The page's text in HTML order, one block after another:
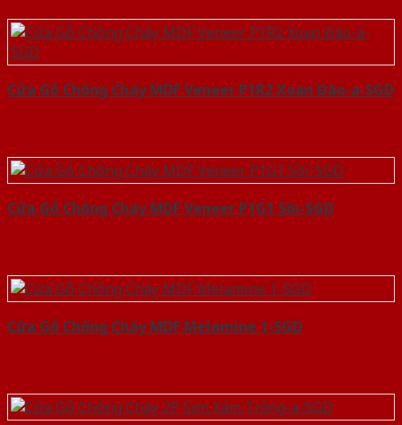
Cửa Gỗ Chống Cháy MDF Veneer P1R2 Xoan Đào-a-SGD
Cửa Gỗ Chống Cháy MDF Veneer P1G1 Sồi-SGD
Cửa Gỗ Chống Cháy MDF Melamine 1-SGD